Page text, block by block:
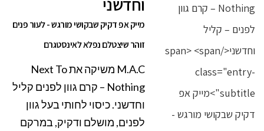
מייק אפ דקיק שבקושי מורגש - לעור פנים
זוהר שיצטלם נפלא לאינסטגרם
M.A.C משיקה את Next To
Nothing – קרם גוון לפנים קליל
וחדשני. כיסוי לחותי בעל גוון
לפנים, מושלם ודקיק, במרקם